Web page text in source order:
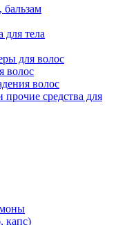
бальзам
для тела
для волос
волос
волос
средства для
капс)